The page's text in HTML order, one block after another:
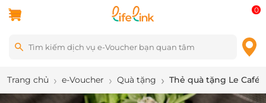
0
Trang chủ e-Voucher Quà tặng Thẻ quà tặng Le Café